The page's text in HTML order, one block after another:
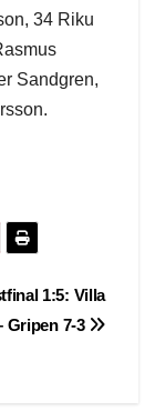
34 Riku
Sandgren,
1:5: Villa
Gripen 7-3